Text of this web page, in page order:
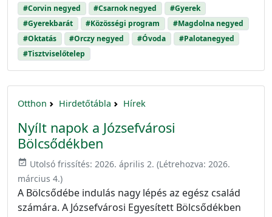
#Corvin negyed #Csarnok negyed
#Gyerek
#Gyerekbarát
#Közösségi program
#Magdolna negyed
#Oktatás
#Orczy negyed #Óvoda
#Palotanegyed
#Tisztviselőtelep
Otthon Hirdetőtábla Hírek
Nyílt napok a Józsefvárosi
Bölcsődékben
event_available Utolsó frissítés: 2026. április 2. (Létrehozva: 2026.
március 4.)
A Bölcsődébe indulás nagy lépés az egész család
számára. A Józsefvárosi Egyesített Bölcsődékben